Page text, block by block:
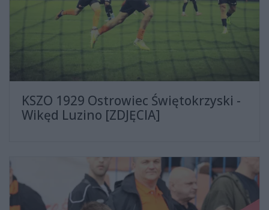
KSZO 1929 Ostrowiec Świętokrzyski -
Wikęd Luzino [ZDJĘCIA]